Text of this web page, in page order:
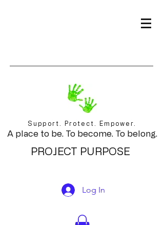
Support. Protect. Empower.
A place to be. To become. To belong.
PROJECT PURPOSE
Log In